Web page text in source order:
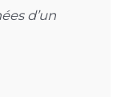
d’un